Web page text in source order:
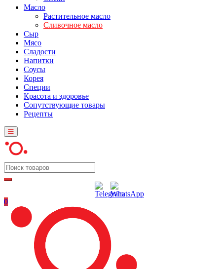
Масло
Растительное масло
Сливочное масло
Сыр
Мясо
Сладости
Напитки
Соусы
Корея
Специи
Красота и здоровье
Сопутствующие товары
Рецепты
0